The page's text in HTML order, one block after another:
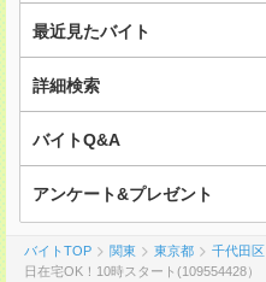
最近見たバイト
詳細検索
バイトQ&A
アンケート&プレゼント
バイトTOP 関東 東京都 千代田区
日在宅OK！10時スタート(109554428）